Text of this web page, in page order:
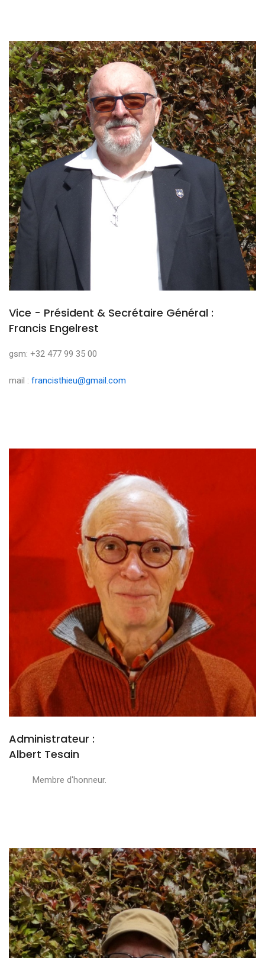
Vice - Président & Secrétaire Général :
Francis Engelrest
gsm: +32 477 99 35 00
mail : francisthieu@gmail.com
Administrateur :
Albert Tesain
Membre d'honneur.